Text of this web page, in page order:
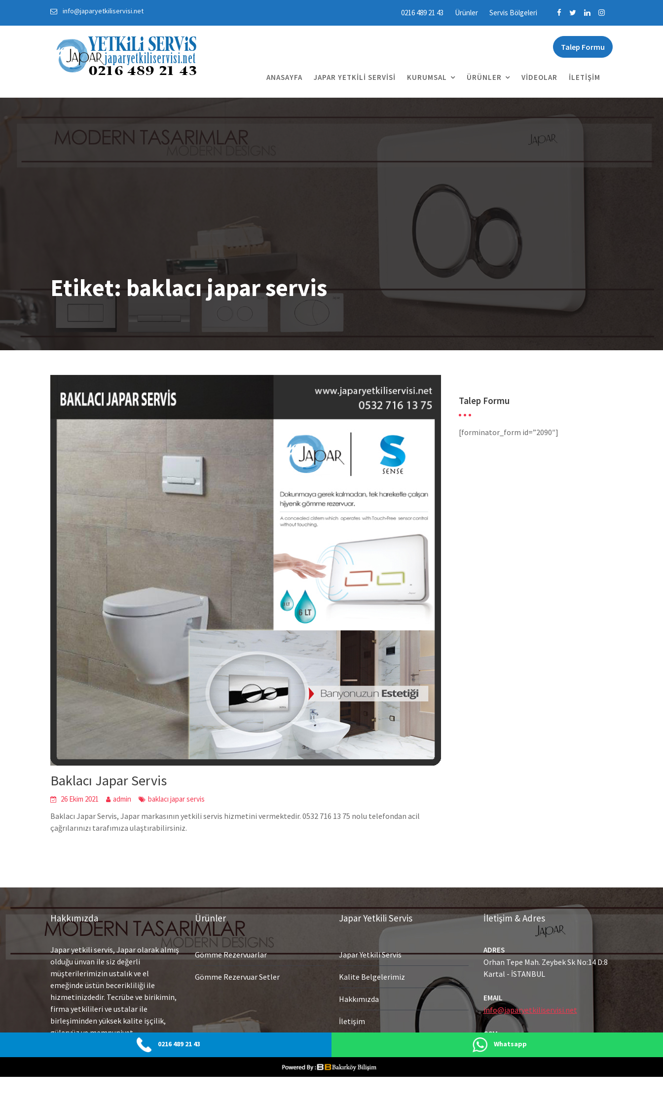
info@japaryetkiliservisi.net 0216 489 21 43 Ürünler Servis Bölgeleri
Talep Formu
ANASAYFA JAPAR YETKILI SERVISI KURUMSAL ÜRÜNLER VIDEOLAR İLETIŞIM
Etiket: baklacı japar servis
Baklacı Japar Servis
26 Ekim 2021 admin baklacı japar servis
Baklacı Japar Servis, Japar markasının yetkili servis hizmetini vermektedir. 0532 716 13 75 nolu telefondan acil
çağrılarınızı tarafımıza ulaştırabilirsiniz.
Talep Formu
[forminator_form id=”2090″]
Hakkımızda
Japar yetkili servis, Japar olarak almış
olduğu ünvan ile siz değerli
müşterilerimizin ustalık ve el
emeğinde üstün becerikliliği ile
hizmetinizdedir. Tecrübe ve birikimin,
firma yetkilileri ve ustalar ile
birleşiminden yüksek kalite işçilik,
güleryüz ve memnuniyet
getirmektedir. Yüksek teknoloji
ekipmanlarımız ile arızaları hızlı
sonuç alarak değişim veya tamiratlar
Ürünler
Gömme Rezervuarlar
Gömme Rezervuar Setler
Japar Yetkili Servis
Japar Yetkili Servis
Kalite Belgelerimiz
Hakkımızda
İletişim
İletişim & Adres
ADRES
Orhan Tepe Mah. Zeybek Sk No:14 D:8
Kartal - İSTANBUL
EMAIL
info@japaryetkiliservisi.net
GSM
0216 489 21 43
0216 489 21 43 Whatsapp